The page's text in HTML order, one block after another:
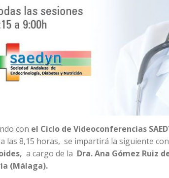
con el Ciclo de Videoconferencias
a las 8,15 horas, se impartirá la siguiente
a cargo de la Dra. Ana Gómez Ruiz
(Málaga).